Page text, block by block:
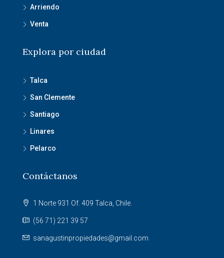
Arriendo
Venta
Explora por ciudad
Talca
San Clemente
Santiago
Linares
Pelarco
Contáctanos
1 Norte 931 Of. 409 Talca, Chile.
(56 71) 221 39 57
sanagustinpropiedades@gmail.com